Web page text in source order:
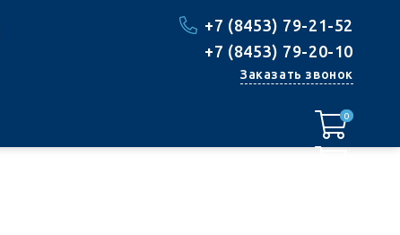
+7 (8453) 79-21-52
+7 (8453) 79-20-10
Заказать звонок
0
0